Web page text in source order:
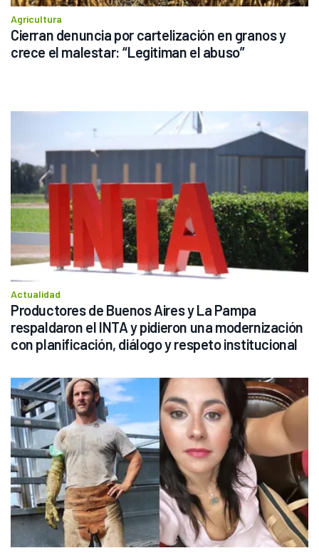
Agricultura
Cierran denuncia por cartelización en granos y
crece el malestar: “Legitiman el abuso”
Actualidad
Productores de Buenos Aires y La Pampa
respaldaron el INTA y pidieron una modernización
con planificación, diálogo y respeto institucional